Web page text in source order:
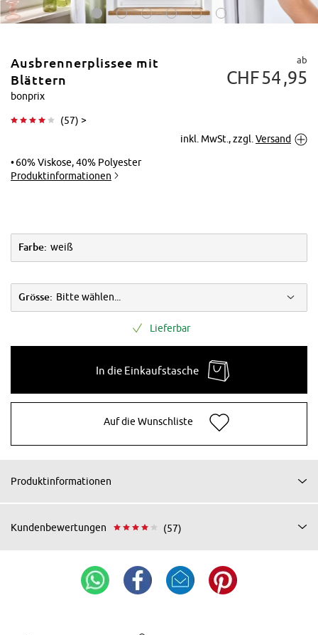
Vergrößern
Ausbrennerplissee mit
Blättern
bonprix
(57) >
ab
CHF54 95
inkl. MwSt., zzgl. Versand
60% Viskose, 40% Polyester
Produktinformationen
Farbe: weiß
Grösse: Bitte wählen...
Lieferbar
In die Einkaufstasche
Auf die Wunschliste
Produktinformationen
Kundenbewertungen (57)